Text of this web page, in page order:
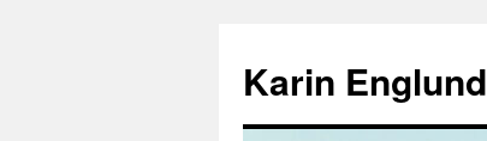
innehåll
Karin Englund